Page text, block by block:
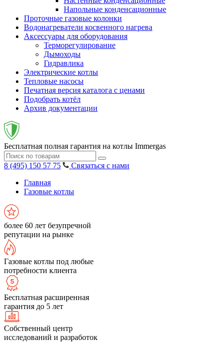
Напольные конденсационные
Проточные газовые колонки
Водонагреватели косвенного нагрева
Аксессуары для оборудования
Терморегулирование
Дымоходы
Гидравлика
Электрические котлы
Тепловые насосы
Печатная версия каталога с ценами
Подобрать котёл
Архив документации
Бесплатная полная гарантия на котлы Immergas
8 (495) 150 57 75
Связаться с нами
Главная
Газовые котлы
более 60 лет безупречной
репутации на рынке
Газовые котлы под любые
потребности клиента
Бесплатная расширенная
гарантия до 5 лет
Собственный центр
исследований и разработок